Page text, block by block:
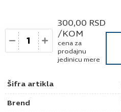
Šifra artikla
Brend
Količina
300,00 RSD
/KOM
cena za
prodajnu
jedinicu mere